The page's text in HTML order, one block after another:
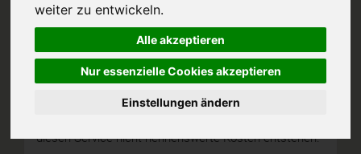
weiter zu entwickeln.
Alle akzeptieren
Nur essenzielle Cookies akzeptieren
Einstellungen ändern
Mit unseren geschmackvollen Obstlieferungen
Unternehmen sichern Sie sich nicht nur die Gesundheit
Ihrer Arbeitskräfte, sondern schaffen echte Mehrwerte
für Ihre Mitarbeiter, die sich auch inhöherer
Motivationwiderspiegelt. Jedes Unternehmen wird
von uns individuell betreut, damit die immer etwas
diesen Service nicht nennenswerte Kosten entstehen.